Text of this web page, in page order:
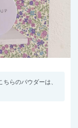
らのパウダーは、